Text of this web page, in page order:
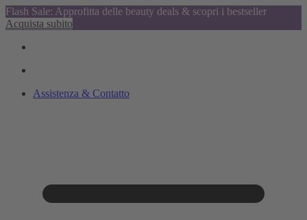
Flash Sale: Approfitta delle beauty deals & scopri i bestseller
Acquista subito
Assistenza & Contatto